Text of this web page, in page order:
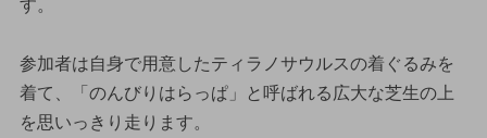
す。
参加者は自身で用意したティラノサウルスの着ぐるみを
着て、「のんびりはらっぱ」と呼ばれる広大な芝生の上
を思いっきり走ります。